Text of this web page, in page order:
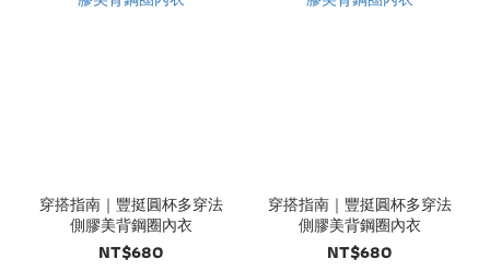
穿搭指南｜豐挺圓杯多穿法
側膠美背鋼圈內衣
NT$680
穿搭指南｜豐挺圓杯多穿法
側膠美背鋼圈內衣
NT$680